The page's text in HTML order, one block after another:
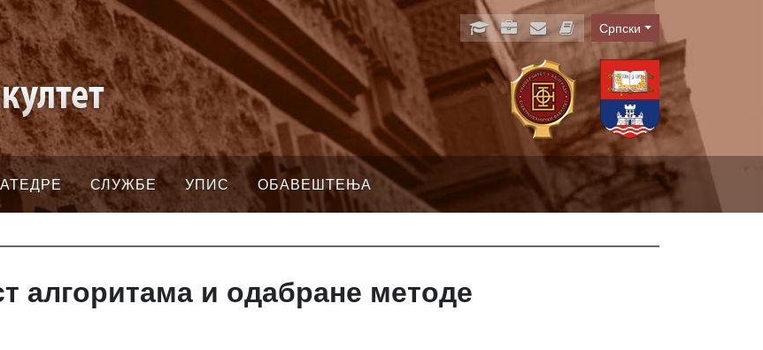
Language
Српски
СЛУЖБЕ УПИС ОБАВЕШТЕЊА
алгоритама и одабране методе